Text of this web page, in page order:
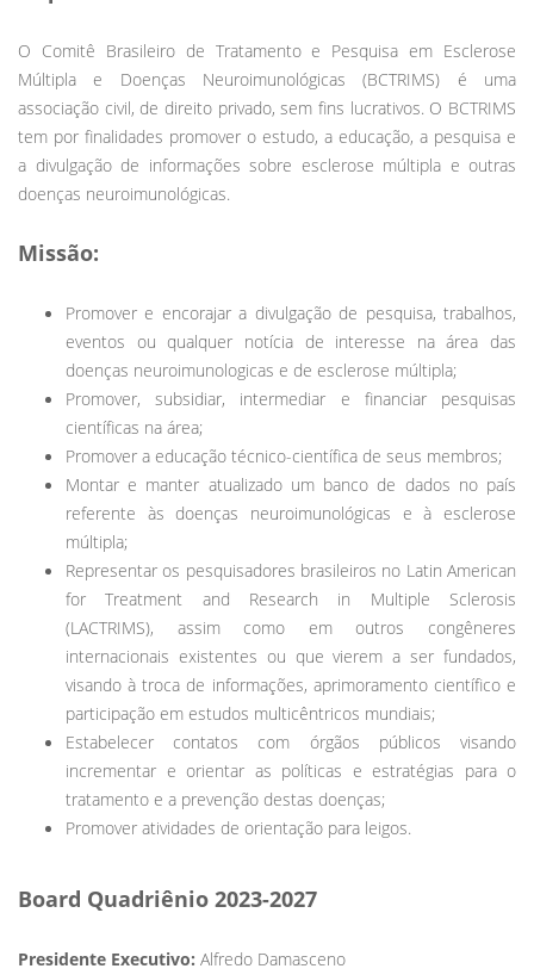
O Comitê Brasileiro de Tratamento e Pesquisa em Esclerose
Múltipla e Doenças Neuroimunológicas (BCTRIMS) é uma
associação civil, de direito privado, sem fins lucrativos. O BCTRIMS
tem por finalidades promover o estudo, a educação, a pesquisa e
a divulgação de informações sobre esclerose múltipla e outras
doenças neuroimunológicas.
Missão:
Promover e encorajar a divulgação de pesquisa, trabalhos,
eventos ou qualquer notícia de interesse na área das
doenças neuroimunologicas e de esclerose múltipla;
Promover, subsidiar, intermediar e financiar pesquisas
científicas na área;
Promover a educação técnico-científica de seus membros;
Montar e manter atualizado um banco de dados no país
referente às doenças neuroimunológicas e à esclerose
múltipla;
Representar os pesquisadores brasileiros no Latin American
for Treatment and Research in Multiple Sclerosis
(LACTRIMS), assim como em outros congêneres
internacionais existentes ou que vierem a ser fundados,
visando à troca de informações, aprimoramento científico e
participação em estudos multicêntricos mundiais;
Estabelecer contatos com órgãos públicos visando
incrementar e orientar as políticas e estratégias para o
tratamento e a prevenção destas doenças;
Promover atividades de orientação para leigos.
Board Quadriênio 2023-2027
Presidente Executivo: Alfredo Damasceno